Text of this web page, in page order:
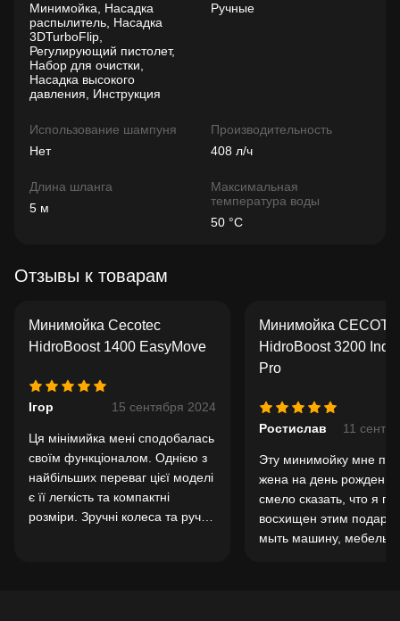
Минимойка, Насадка
распылитель, Насадка
3DTurboFlip,
Регулирующий пистолет,
Набор для очистки,
Насадка высокого
давления, Инструкция
Ручные
Использование шампуня
Нет
Производительность
408 л/ч
Длина шланга
5 м
Максимальная
температура воды
50 °C
Отзывы к товарам
Минимойка Cecotec
HidroBoost 1400 EasyMove
Ігор 15 сентября 2024
Ця мінімийка мені сподобалась
своїм функціоналом. Однією з
найбільших переваг цієї моделі
є її легкість та компактні
розміри. Зручні колеса та ручка
Минимойка
HidroBoost 3200
Pro
Ростислав 11
Эту минимойку мне
жена на день
смело сказать, что я
восхищен этим
мыть машину, мебель и